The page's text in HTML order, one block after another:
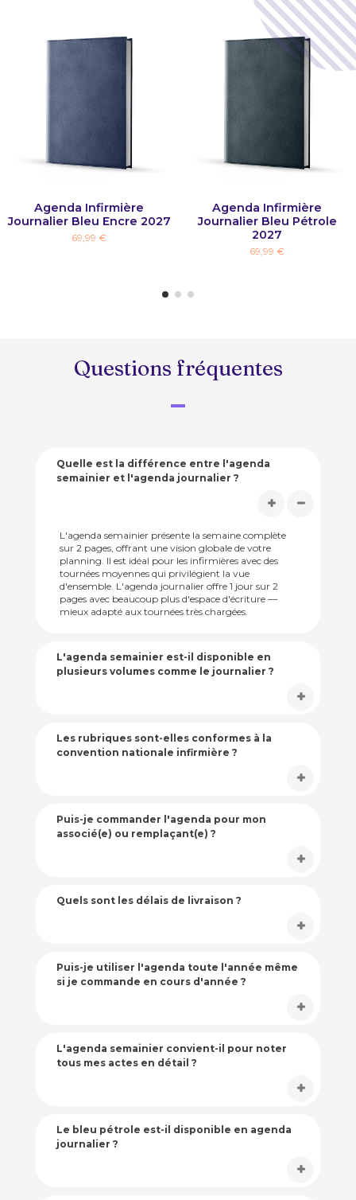
Agenda Infirmière
Journalier Bleu Encre 2027
69,99 €
Agenda Infirmière
Journalier Bleu Pétrole
2027
69,99 €
Questions fréquentes
Quelle est la différence entre l'agenda
semainier et l'agenda journalier ?
L'agenda semainier présente la semaine complète
sur 2 pages, offrant une vision globale de votre
planning. Il est idéal pour les infirmières avec des
tournées moyennes qui privilégient la vue
d'ensemble. L'agenda journalier offre 1 jour sur 2
pages avec beaucoup plus d'espace d'écriture —
mieux adapté aux tournées très chargées.
L'agenda semainier est-il disponible en
plusieurs volumes comme le journalier ?
Les rubriques sont-elles conformes à la
convention nationale infirmière ?
Puis-je commander l'agenda pour mon
associé(e) ou remplaçant(e) ?
Quels sont les délais de livraison ?
Puis-je utiliser l'agenda toute l'année même
si je commande en cours d'année ?
L'agenda semainier convient-il pour noter
tous mes actes en détail ?
Le bleu pétrole est-il disponible en agenda
journalier ?